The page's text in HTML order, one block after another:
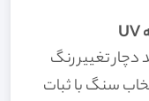
تغییر رنگ
سنگ با ثبات